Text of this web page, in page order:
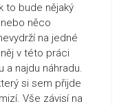
to bude nějaký
něco
na jedné
v této práci
a najdu náhradu.
si sem přijde
Vše závisí na